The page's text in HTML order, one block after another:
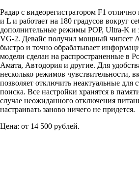
Радар с видеорегистратором F1
и L и работает на 180 градусов вокруг
дополнительные режимы POP, Ultra-K и
VG-2. Девайс получил мощный чипсет
быстро и точно обрабатывает
модели сделан на распространенные в
Амата, Автодория и другие. Для
несколько режимов чувствительности,
позволяет отключить неактуальные для
поиска. Все настройки хранятся в
случае неожиданного отключения
настраивать заново ничего не придется.
Цена: от 14 500 рублей.